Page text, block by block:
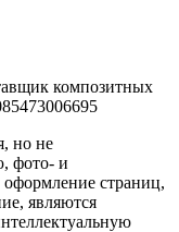
композитных
но не
фото- и
страниц,
являются